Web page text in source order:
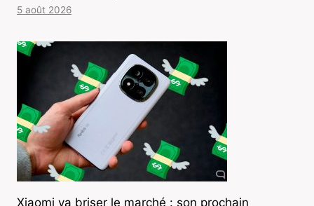
5 août 2026
Xiaomi va briser le marché : son prochain